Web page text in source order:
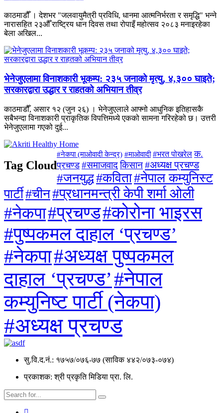
काठमाडौँ । देशभर "जलवायुमैत्री प्रविधि, धानमा आत्मनिर्भरता र समृद्धि" भन्ने
नारासहित २३औँ राष्ट्रिय धान दिवस तथा रोपाइँ महोत्सव २०८३ मनाइरहेका
बेला अखिल...
भेनेजुएलामा विनाशकारी भूकम्प: २३५ जनाको मृत्यु, ४,३०० घाइते;
सरकारद्वारा उद्धार र राहतको अभियान तीव्र
काठमाडौँ, असार १२ (जुन २६) । भेनेजुएलाले आफ्नो आधुनिक इतिहासकै
सबैभन्दा विनाशकारी प्राकृतिक विपत्तिमध्ये एकको सामना गरिरहेको छ। उत्तरी
भेनेजुएलामा गएको दुई...
Tag Cloud
#नेकपा (माओवादी केन्द्र) #माओवादी #भरत पोखरेल क.
प्रचण्ड #समाजवादकिसान#अध्यक्ष प्रचण्ड
#जनयुद्ध#कविता#नेपाल कम्युनिस्ट
पार्टी#चीन#प्रधानमन्त्री केपी शर्मा ओली
#नेकपा#प्रचण्ड#कोरोना भाइरस
#पुष्पकमल दाहाल ‘प्रचण्ड’
#नेकपा#अध्यक्ष पुष्पकमल
दाहाल ‘प्रचण्ड’#नेपाल
कम्युनिष्ट पार्टी (नेकपा)
#अध्यक्ष प्रचण्ड
सु.वि.द.नं.: १७५७/०७६-७७ (साविक ४४२/०७३-०७४)
प्रकाशक: श्री प्रकृति मिडिया प्रा. लि.